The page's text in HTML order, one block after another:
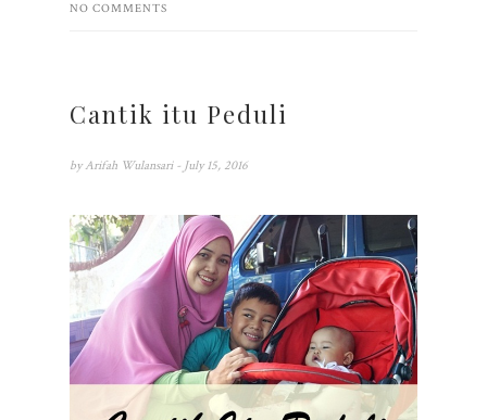
NO COMMENTS
Cantik itu Peduli
by Arifah Wulansari - July 15, 2016